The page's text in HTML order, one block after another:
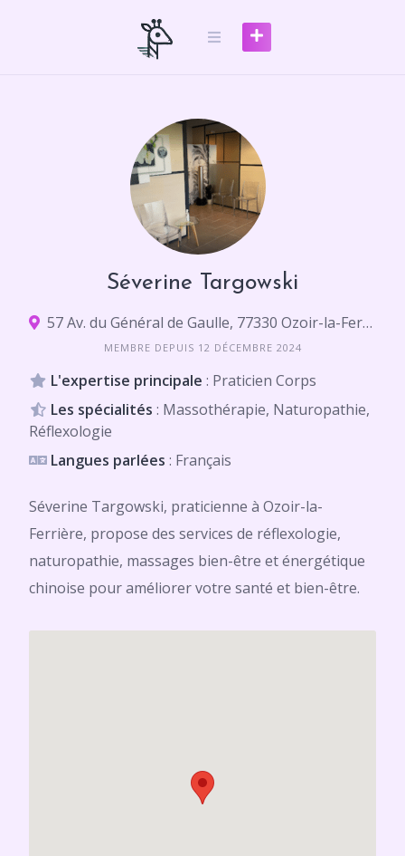
Séverine Targowski
57 Av. du Général de Gaulle, 77330 Ozoir-la-Ferrière
MEMBRE DEPUIS 12 DÉCEMBRE 2024
L'expertise principale : Praticien Corps
Les spécialités : Massothérapie, Naturopathie,
Réflexologie
Langues parlées : Français
Séverine Targowski, praticienne à Ozoir-la-
Ferrière, propose des services de réflexologie,
naturopathie, massages bien-être et énergétique
chinoise pour améliorer votre santé et bien-être.